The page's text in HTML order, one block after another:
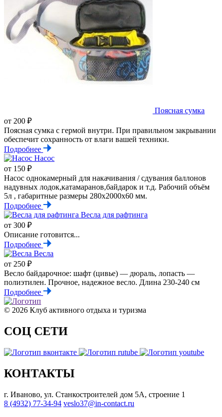
Поясная сумка
от 200 ₽
Поясная сумка с гермой внутри. При правильном закрывании
обеспечит сохранность от влаги вашей техники.
Подробнее
Насос
от 150 ₽
Насос однокамерный для накачивания / сдувания баллонов
надувных лодок,катамаранов,байдарок и т.д. Рабочий объём
5л , габаритные размеры 280х2000х60 мм.
Подробнее
Весла для рафтинга
от 300 ₽
Описание готовится...
Подробнее
Весла
от 250 ₽
Весло байдарочное: шафт (цивье) — дюраль, лопасть —
полиэтилен. Прочное, надежное весло. Длина 230-240 см
Подробнее
© 2026 Клуб активного отдыха и туризма
СОЦ СЕТИ
КОНТАКТЫ
г. Иваново, ул. Станкостроителей дом 5А, строение 1
8 (4932) 77-34-94 veslo37@in-contact.ru